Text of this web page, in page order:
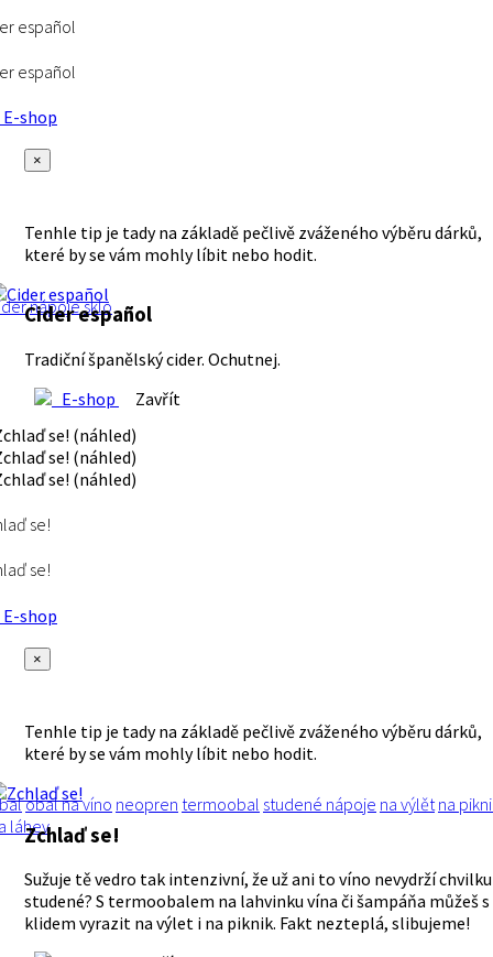
español
español
shop
×
Tenhle tip je tady na základě pečlivě zváženého výběru dárků,
které by se vám mohly líbit nebo hodit.
nápojesklo
Cider español
Tradiční španělský cider. Ochutnej.
E-shop
Zavřít
se!
se!
shop
×
Tenhle tip je tady na základě pečlivě zváženého výběru dárků,
které by se vám mohly líbit nebo hodit.
obal na víno neopren termoobal studené nápoje na výlět na
láhev
Zchlaď se!
Sužuje tě vedro tak intenzivní, že už ani to víno nevydrží chvilku
studené? S termoobalem na lahvinku vína či šampáňa můžeš s
klidem vyrazit na výlet i na piknik. Fakt nezteplá, slibujeme!